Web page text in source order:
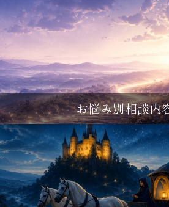
お悩み別相談内